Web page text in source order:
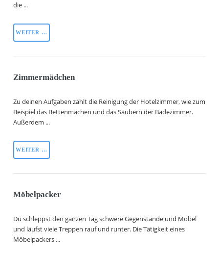
die ...
WEITER …
Zimmermädchen
Zu deinen Aufgaben zählt die Reinigung der Hotelzimmer, wie zum
Beispiel das Bettenmachen und das Säubern der Badezimmer.
Außerdem ...
WEITER …
Möbelpacker
Du schleppst den ganzen Tag schwere Gegenstände und Möbel
und läufst viele Treppen rauf und runter. Die Tätigkeit eines
Möbelpackers ...